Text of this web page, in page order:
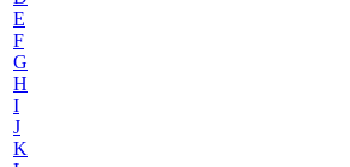
E
F
G
H
I
J
K